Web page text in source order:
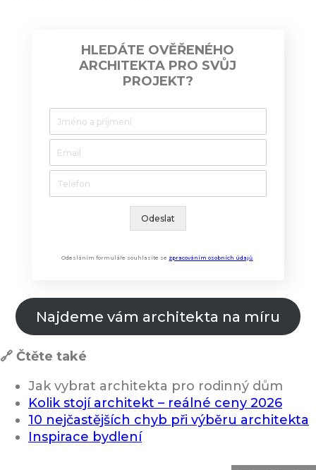
HLEDÁTE OVĚŘENÉHO
ARCHITEKTA PRO SVŮJ
PROJEKT?
Odeslat
Odesláním formuláře souhlasíte se zpracováním osobních údajů
Najdeme vám architekta na míru
🔗 Čtěte také
Jak vybrat architekta pro rodinný dům
Kolik stojí architekt – reálné ceny 2026
10 nejčastějších chyb při výběru architekta
Inspirace bydlení